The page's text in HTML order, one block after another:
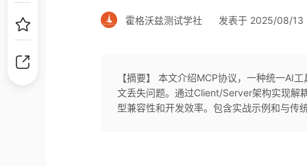
霍格沃兹测试学社 发表于 2025/08/13
【摘要】 本文介绍MCP协议，一种统一AI
文丢失问题。通过Client/Server架构实现解
型兼容性和开发效率。包含实战示例和与传